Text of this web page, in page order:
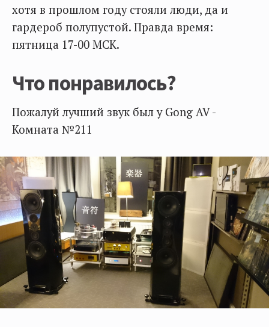
хотя в прошлом году стояли люди, да и
гардероб полупустой. Правда время:
пятница 17-00 МСК.
Что понравилось?
Пожалуй лучший звук был у Gong AV -
Комната №211